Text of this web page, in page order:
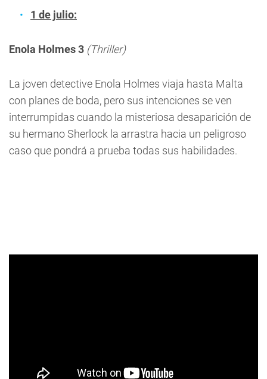
1 de julio:
Enola Holmes 3 (Thriller)
La joven detective Enola Holmes viaja hasta Malta
con planes de boda, pero sus intenciones se ven
interrumpidas cuando la misteriosa desaparición de
su hermano Sherlock la arrastra hacia un peligroso
caso que pondrá a prueba todas sus habilidades.